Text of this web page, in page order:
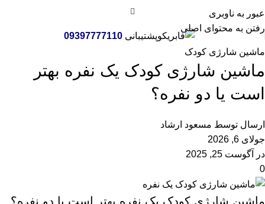
عبور به ناوبری
رفتن به محتوای اصلی
پشتیبانی09397777110
وبلاگ
خانه
ماشین شارژی کودک
ماشین شارژی کودک
ماشین شارژی کودک یک نفره بهتر
است یا دو نفره؟
ارسال توسط مسعود ارشاد
جولای 6, 2026
در آگوست 25, 2025
0
ماشین شارژی کودک یک نفره بهتر است یا دو نفره؟